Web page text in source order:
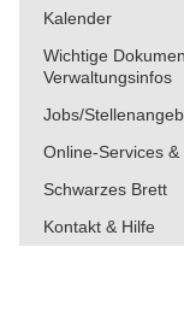
Kalender
Wichtige
Verwaltungsinfos
Jobs/
Online-Services &
Schwarzes Brett
Kontakt & Hilfe